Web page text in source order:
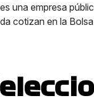
una empresa
cotizan en la